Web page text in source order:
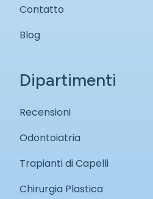
Contatto
Blog
Dipartimenti
Recensioni
Odontoiatria
Trapianti di Capelli
Chirurgia Plastica